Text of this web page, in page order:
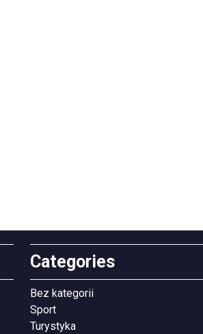
Categories
Bez kategorii
Sport
Turystyka